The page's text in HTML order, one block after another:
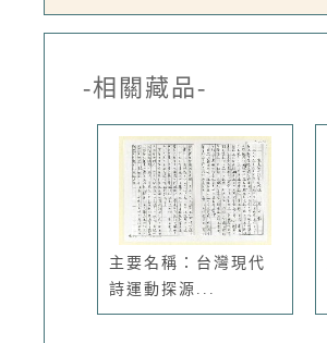
-相關藏品-
主要名稱：台灣現代
詩運動探源...